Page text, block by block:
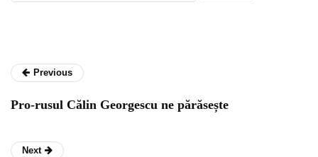
Previous
Pro-rusul Călin Georgescu ne părăsește
Next